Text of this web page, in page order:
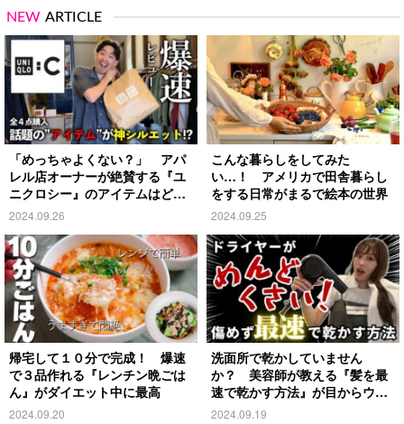
NEW ARTICLE
「めっちゃよくない？」 アパ
レル店オーナーが絶賛する『ユ
ニクロシー』のアイテムはど
れ？
2024.09.26
こんな暮らしをしてみた
い…！ アメリカで田舎暮らし
をする日常がまるで絵本の世界
2024.09.25
帰宅して１０分で完成！ 爆速
で３品作れる『レンチン晩ごは
ん』がダイエット中に最高
2024.09.20
洗面所で乾かしていません
か？ 美容師が教える『髪を最
速で乾かす方法』が目からウロ
コ
2024.09.19